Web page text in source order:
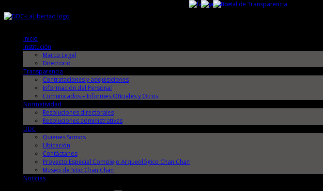
Inicio
Institución
Marco Legal
Directorio
Transparencia
Contrataciones y adquisiciones
Información del Personal
Comunicados – Informes Oficiales y Otros
Normatividad
Resoluciones directorales
Resoluciones administrativas
DDC
Quienes Somos
Ubicación
Contáctanos
Proyecto Especial Complejo Arqueológico Chan Chan
Museo de Sitio Chan Chan
Noticias